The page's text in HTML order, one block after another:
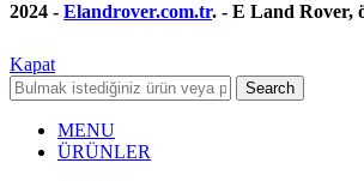
2024 - Elandrover.com.tr. - E Land Rover,
Kapat
Search
MENU
ÜRÜNLER